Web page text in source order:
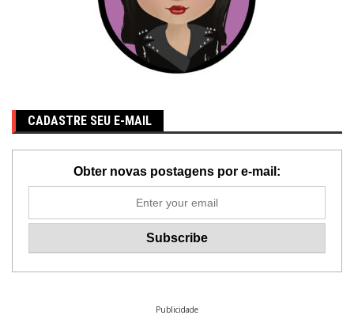
CADASTRE SEU E-MAIL
Obter novas postagens por e-mail:
Publicidade